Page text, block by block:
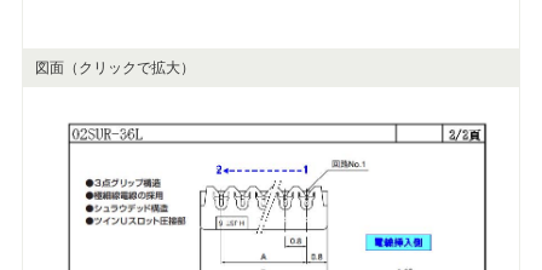
図面（クリックで拡大）